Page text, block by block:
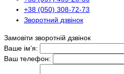
+38 (050) 308-72-73
Зворотний дзвінок
Замовіти зворотній дзвінок
Ваше ім’я:
Ваш телефон: